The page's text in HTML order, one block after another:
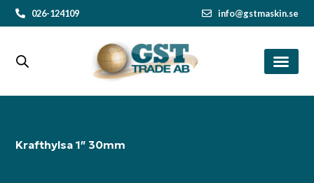
026-124109 info@gstmaskin.se
Krafthylsa 1″ 30mm